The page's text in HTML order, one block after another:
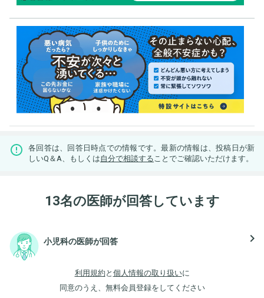
各回答は、回答日時点での情報です。最新の情報は、投稿日が新
しいQ＆A、もしくは自分で相談する ことでご確認いただけます。
13名の医師が回答しています
小児科の医師が回答 navigate_next
利用規約 と 個人情報の取り扱いに
同意のうえ、無料会員登録をしてください